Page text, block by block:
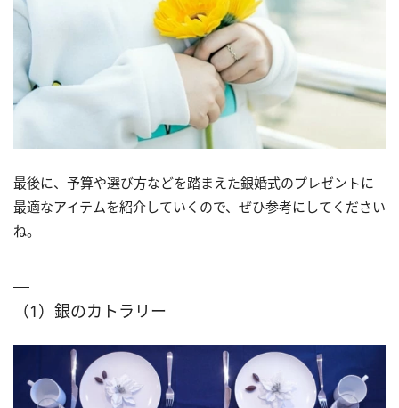
最後に、予算や選び方などを踏まえた銀婚式のプレゼントに
最適なアイテムを紹介していくので、ぜひ参考にしてください
ね。
（1）銀のカトラリー